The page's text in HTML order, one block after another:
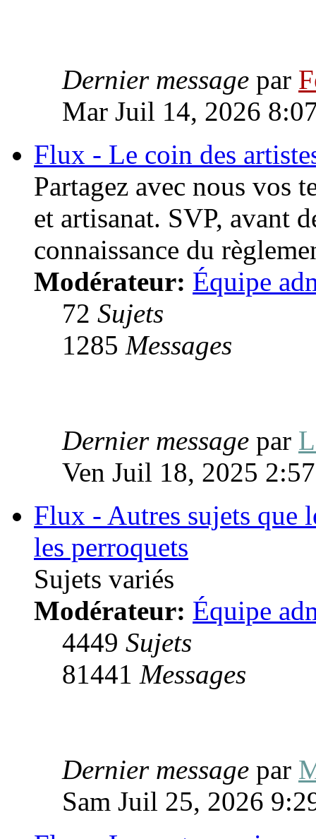
Dernier message par
Mar Juil 14, 2026
Flux - Le coin des
Partagez avec nous vos
et artisanat. SVP, avant
connaissance du
Modérateur: Équipe
72 Sujets
1285 Messages
Dernier message par
Ven Juil 18, 2025
Flux - Autres sujets que
les perroquets
Sujets variés
Modérateur: Équipe
4449 Sujets
81441 Messages
Dernier message par
Sam Juil 25, 2026